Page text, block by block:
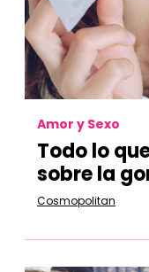
Amor y Sexo
Todo lo
sobre la
Cosmopolitan